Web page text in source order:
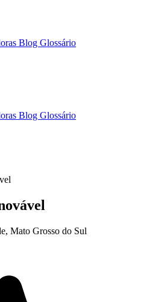
Blog Glossário
Blog Glossário
Mato Grosso do Sul